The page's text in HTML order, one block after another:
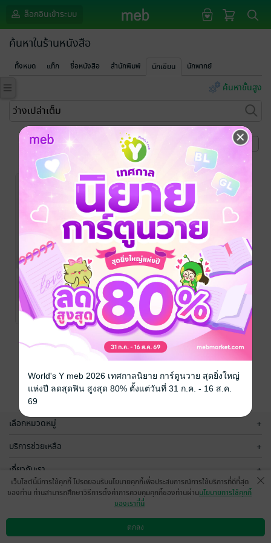
ล็อกอินเข้าระบบ
ค้นหาในร้านหนังสือ
ทั้งหมด แท็ก ชื่อหนังสือ สำนักพิมพ์ นักเขียน นักพากย์
ค้นหาขั้นสูง
หน้าที่ 1
-80%
Daruma ล้มกี่ที
ก็มีความสุข
ว่างเปล่าเต็ม/
สำนักพิมพ์ฤดูคำ
พัฒนาตนเอง
No Rating
เรื่องของวันพรุ่ง
นี้...ที่ยังมาไม่ถึง
ว่างเปล่าเต็ม
สำนักพิมพ์ฤดูคำ
พัฒนาตนเอง
No Rating
เลือกหมวดหมู่ +
บริการช่วยเหลือ +
เกี่ยวกับเรา +
กลุ่มธุรกิจในเครือ
ดาวน์โหลดแอป วิธีการใช้งาน ติดต่อเรา
เว็บไซต์นี้มีการใช้คุกกี้ โปรดยอมรับนโยบายคุกกี้เพื่อประสบการณ์การใช้บริการที่ดีที่สุด
ของท่าน ท่านสามารถศึกษาวิธีการตั้งค่าการควบคุมคุกกี้ของท่านผ่านนโยบายการใช้คุกกี้
ของเราที่นี่
ตกลง
World's Y meb 2026 เทศกาลนิยาย การ์ตูนวาย สุดยิ่งใหญ่
แห่งปี ลดสุดฟิน สูงสุด 80% ตั้งแต่วันที่ 31 ก.ค. - 16 ส.ค.
69